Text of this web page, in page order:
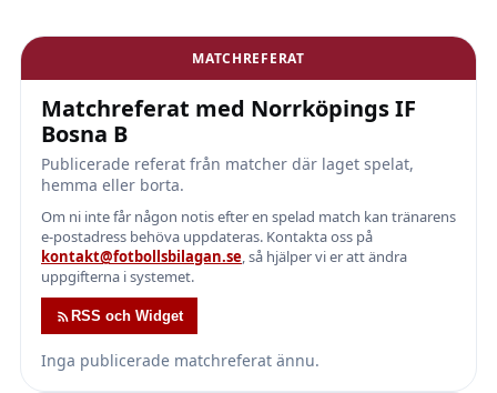
MATCHREFERAT
Matchreferat med Norrköpings IF
Bosna B
Publicerade referat från matcher där laget spelat,
hemma eller borta.
Om ni inte får någon notis efter en spelad match kan tränarens
e-postadress behöva uppdateras. Kontakta oss på
kontakt@fotbollsbilagan.se, så hjälper vi er att ändra
uppgifterna i systemet.
RSS och Widget
Inga publicerade matchreferat ännu.